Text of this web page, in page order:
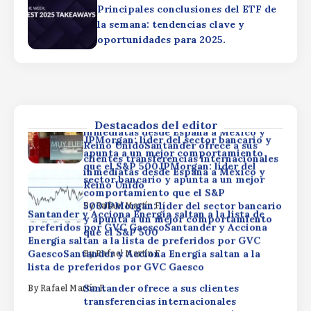
Principales conclusiones del ETF de
la semana: tendencias clave y
oportunidades para 2025.
Destacados del editor
que el S&P 500
preferidos por GVC GaescoSantander y Acciona
Energía saltan a la lista de preferidos por GVC
GaescoSantander y Acciona Energía saltan a la
lista de preferidos por GVC Gaesco
clientes transferencias internacionales
inmediatas desde España a México y
Reino UnidoSantander ofrece a sus
clientes transferencias internacionales
inmediatas desde España a México y
Reino Unido
By Rafael Martín F.
JPMorgan: líder del sector bancario y
apunta a un mejor comportamiento
que el S&P 500JPMorgan: líder del
sector bancario y apunta a un mejor
comportamiento que el S&P
500JPMorgan: líder del sector bancario
y apunta a un mejor comportamiento
que el S&P 500
ByRafael Martín F.
Santander y Acciona Energía saltan a la lista de
preferidos por GVC GaescoSantander y Acciona
Energía saltan a la lista de preferidos por GVC
GaescoSantander y Acciona Energía saltan a la
lista de preferidos por GVC Gaesco
By Rafael Martín F.Santander ofrece a sus clientes
transferencias internacionales